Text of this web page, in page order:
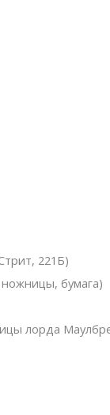
221Б)
бумага)
лорда